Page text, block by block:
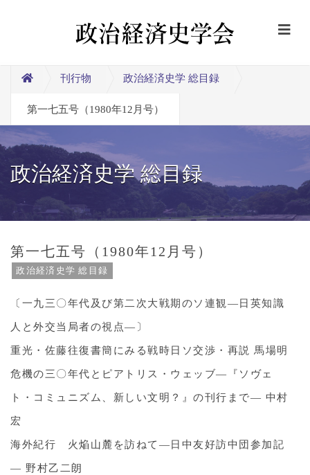
刊行物 政治経済史学 総目録
第一七五号（1980年12月号）
政治経済史学 総目録
第一七五号（1980年12月号）
政治経済史学 総目録
〔一九三〇年代及び第二次大戦期のソ連観―日英知識
人と外交当局者の視点―〕
重光・佐藤往復書簡にみる戦時日ソ交渉・再説 馬場明
危機の三〇年代とピアトリス・ウェッブ―『ソヴェ
ト・コミュニズム、新しい文明？』の刊行まで― 中村
宏
海外紀行 火焔山麓を訪ねて―日中友好訪中団参加記
― 野村乙二朗